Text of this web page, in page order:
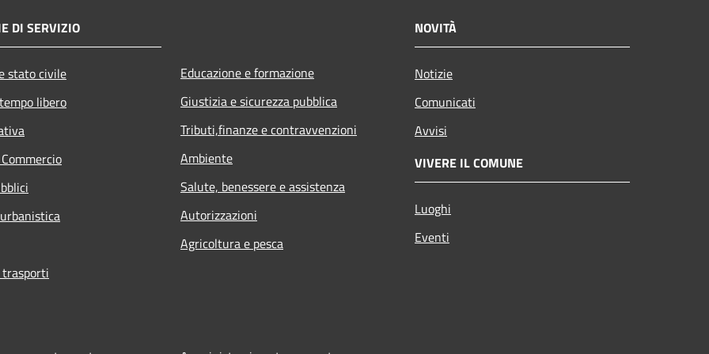
DI SERVIZIO
stato civile
libero
Educazione e formazione
Giustizia e sicurezza pubblica
Tributi,finanze e contravvenzioni
Ambiente
Salute, benessere e assistenza
Autorizzazioni
Agricoltura e pesca
NOVITÀ
Notizie
Comunicati
Avvisi
VIVERE IL COMUNE
Luoghi
Eventi